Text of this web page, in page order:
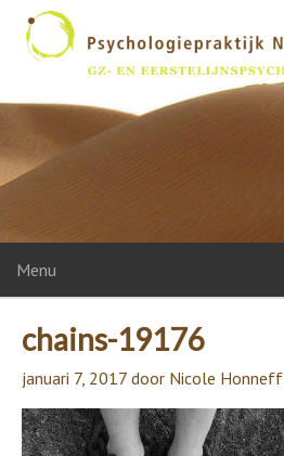
Menu
chains-19176
januari 7, 2017 door Nicole Honneff